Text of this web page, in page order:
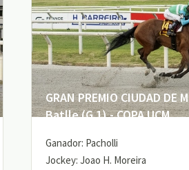
GRAN PREMIO CIUDAD
Batlle (G 1) - COPA UCM
Ganador: Pacholli
Jockey: Joao H. Moreira